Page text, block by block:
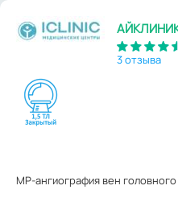
3 отзыва
МР-ангиография вен